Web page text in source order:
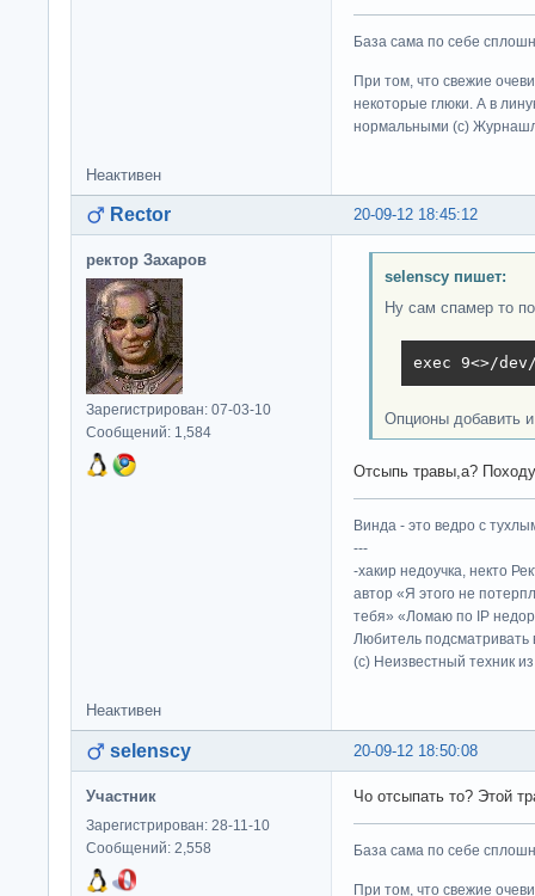
База сама по себе
При том, что свежие
некоторые глюки. А в
нормальными (c)
Неактивен
20-09-12 18:45:12
Rector
ректор Захаров
Зарегистрирован: 07-03-10
Сообщений: 1,584
selenscy пишет:
Ну сам спамер то
exec 9<>/
Опционы добавить
Отсыпь травы,а?
Винда - это ведро с
---
-хакир недоучка, некто
автор «Я этого не
тебя» «Ломаю по IP
Любитель подсматривать
(c) Неизвестный техник
Неактивен
20-09-12 18:50:08
selenscy
Участник
Зарегистрирован: 28-11-10
Сообщений: 2,558
Чо отсыпать то? Этой
База сама по себе
При том, что свежие